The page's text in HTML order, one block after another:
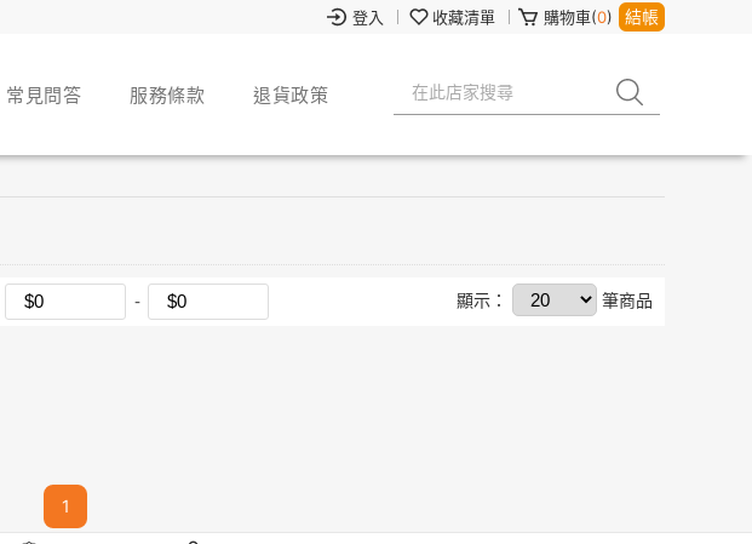
登入 收藏清單 購物車(0) 結帳
常見問答 服務條款 退貨政策
顯示： 筆商品
1